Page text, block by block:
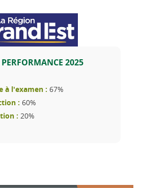
2025
à l'examen : 67%
: 60%
: 20%